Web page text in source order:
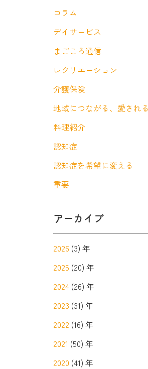
コラム
デイサービス
まごころ通信
レクリエーション
介護保険
地域につながる、愛される
料理紹介
認知症
認知症を希望に変える
重要
アーカイブ
2026 (3) 年
2025 (20) 年
2024(26) 年
2023 (31) 年
2022 (16) 年
2021 (50) 年
2020 (41) 年